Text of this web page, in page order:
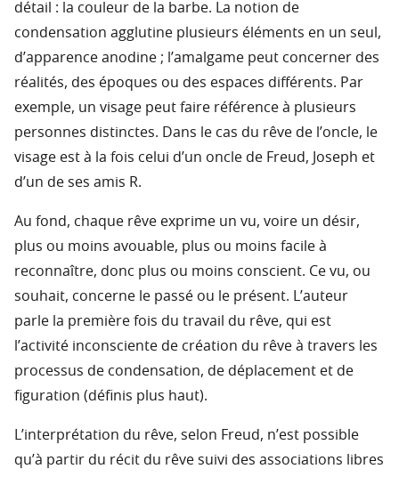
détail : la couleur de la barbe. La notion de
condensation agglutine plusieurs éléments en un seul,
d’apparence anodine ; l’amalgame peut concerner des
réalités, des époques ou des espaces différents. Par
exemple, un visage peut faire référence à plusieurs
personnes distinctes. Dans le cas du rêve de l’oncle, le
visage est à la fois celui d’un oncle de Freud, Joseph et
d’un de ses amis R.
Au fond, chaque rêve exprime un vu, voire un désir,
plus ou moins avouable, plus ou moins facile à
reconnaître, donc plus ou moins conscient. Ce vu, ou
souhait, concerne le passé ou le présent. L’auteur
parle la première fois du travail du rêve, qui est
l’activité inconsciente de création du rêve à travers les
processus de condensation, de déplacement et de
figuration (définis plus haut).
L’interprétation du rêve, selon Freud, n’est possible
qu’à partir du récit du rêve suivi des associations libres